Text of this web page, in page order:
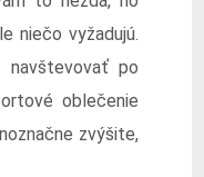
niečo vyžadujú.
navštevovať po
oblečenie
zvýšite,